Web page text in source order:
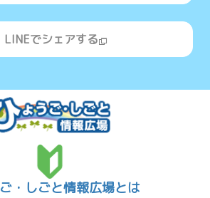
LINEでシェアする
・しごと情報広場とは